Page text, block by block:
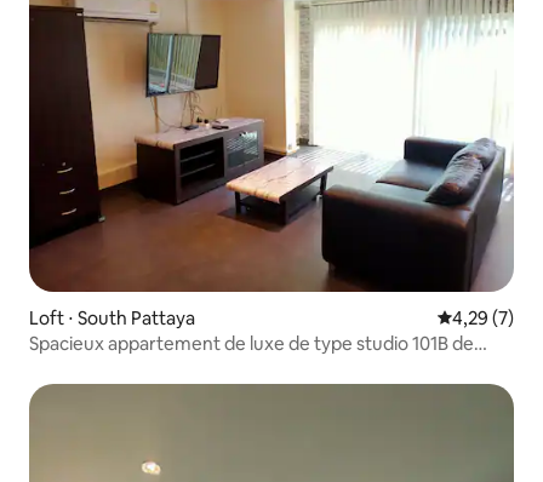
Loft ⋅ South Pattaya Évaluation
4,29 (7)
Spacieux appartement de luxe de type studio 101B de